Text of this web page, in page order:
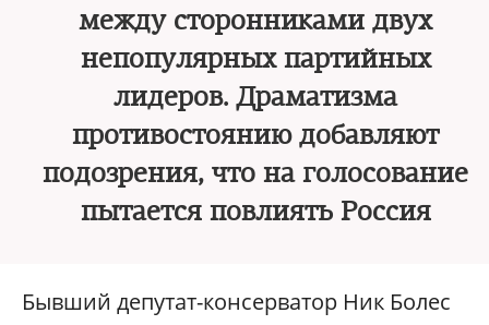
между сторонниками двух
непопулярных партийных
лидеров. Драматизма
противостоянию добавляют
подозрения, что на голосование
пытается повлиять Россия
Бывший депутат-консерватор Ник Болес